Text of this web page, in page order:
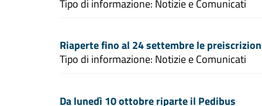
Tipo di informazione: Notizie e Comunicati
Riaperte fino al 24 settembre le
Tipo di informazione: Notizie e Comunicati
Da lunedì 10 ottobre riparte il Pedibus